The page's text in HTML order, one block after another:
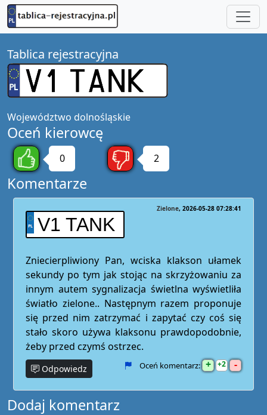
Tablica rejestracyjna
Województwo dolnośląskie
Oceń kierowcę
0 2
Komentarze
V1 TANK
Zielone 2026-05-28 07:28:41
Zniecierpliwiony Pan, wciska klakson ułamek
sekundy po tym jak stojąc na skrzyżowaniu za
innym autem sygnalizacja świetlna wyświetliła
światło zielone.. Następnym razem proponuje
się przed nim zatrzymać i zapytać czy coś się
stało skoro używa klaksonu prawdopodobnie,
żeby przed czymś ostrzec.
Odpowiedz Oceń komentarz: + 2 -
Dodaj komentarz